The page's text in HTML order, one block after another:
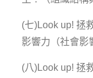
(七)Look up! 拯
影響力 （社會影
(八)Look up! 拯